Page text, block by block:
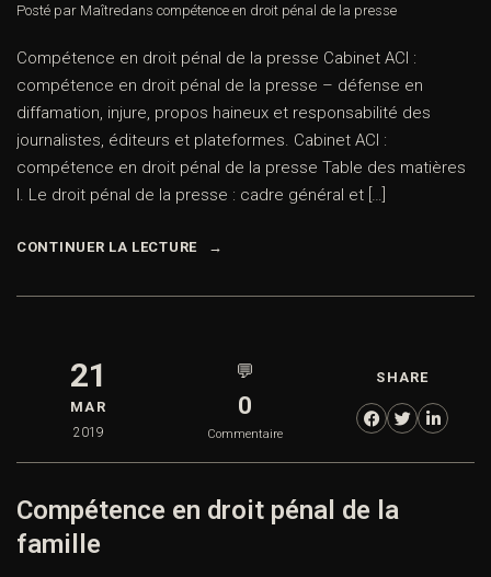
Posté par Maîtredans compétence en droit pénal de la presse
Compétence en droit pénal de la presse Cabinet ACI :
compétence en droit pénal de la presse – défense en
diffamation, injure, propos haineux et responsabilité des
journalistes, éditeurs et plateformes. Cabinet ACI :
compétence en droit pénal de la presse Table des matières
I. Le droit pénal de la presse : cadre général et […]
CONTINUER LA LECTURE
21
MAR
2019
💬
0
Commentaire
SHARE
Compétence en droit pénal de la
famille